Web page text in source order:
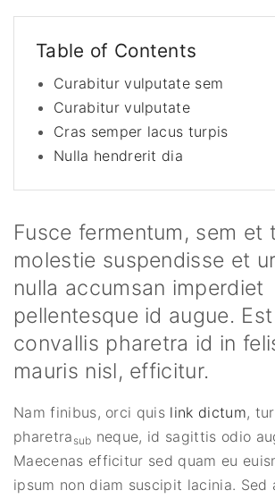
Table of Contents
Curabitur vulputate sem
Curabitur vulputate
Cras semper lacus turpis
Nulla hendrerit dia
Fusce fermentum, sem et
molestie suspendisse et
nulla accumsan imperdiet
pellentesque id augue.
convallis pharetra id in
mauris nisl, efficitur.
Nam finibus, orci quis link dictum,
pharetra sub neque, id sagittis odio
Maecenas efficitur sed quam eu
ipsum non diam suscipit lacinia. Sed